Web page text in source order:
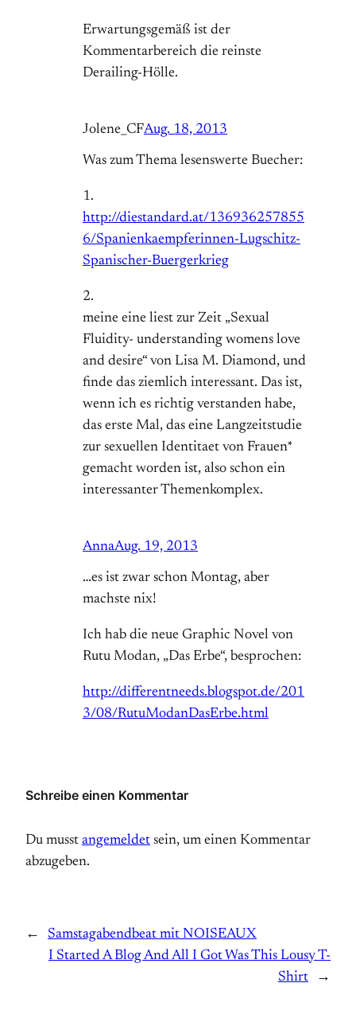
Erwartungsgemäß ist der
Kommentarbereich die reinste
Derailing-Hölle.
Jolene_CFAug. 18, 2013
Was zum Thema lesenswerte Buecher:
1.
http://diestandard.at/136936257855
6/Spanienkaempferinnen-Lugschitz-
Spanischer-Buergerkrieg
2.
meine eine liest zur Zeit „Sexual
Fluidity- understanding womens love
and desire“ von Lisa M. Diamond, und
finde das ziemlich interessant. Das ist,
wenn ich es richtig verstanden habe,
das erste Mal, das eine Langzeitstudie
zur sexuellen Identitaet von Frauen*
gemacht worden ist, also schon ein
interessanter Themenkomplex.
AnnaAug. 19, 2013
…es ist zwar schon Montag, aber
machste nix!
Ich hab die neue Graphic Novel von
Rutu Modan, „Das Erbe“, besprochen:
http://differentneeds.blogspot.de/201
3/08/RutuModanDasErbe.html
Schreibe einen Kommentar
Du musst angemeldet sein, um einen Kommentar
abzugeben.
←
Samstagabendbeat mit NOISEAUX
I Started A Blog And All I Got Was This Lousy T-
Shirt
→